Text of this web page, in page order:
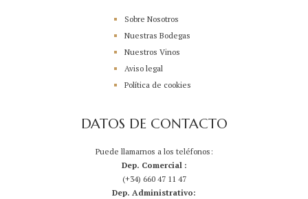
Sobre Nosotros
Nuestras Bodegas
Nuestros Vinos
Aviso legal
Política de cookies
DATOS DE CONTACTO
Puede llamarnos a los teléfonos:
Dep. Comercial :
(+34) 660 47 11 47
Dep. Administrativo: